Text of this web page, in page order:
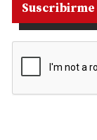
Suscribirme